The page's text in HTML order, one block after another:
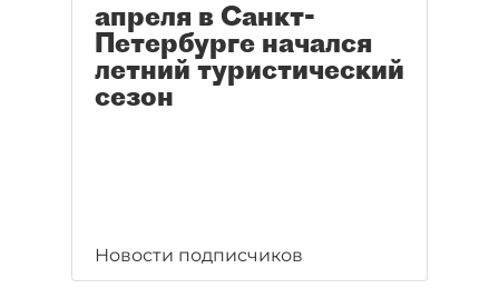
апреля в Санкт-
Петербурге начался
летний туристический
сезон
Новости подписчиков